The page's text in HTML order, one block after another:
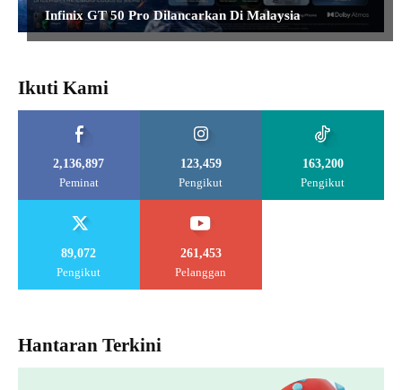
Infinix GT 50 Pro Dilancarkan Di Malaysia
Ikuti Kami
2,136,897
Peminat
123,459
Pengikut
163,200
Pengikut
89,072
Pengikut
261,453
Pelanggan
Hantaran Terkini